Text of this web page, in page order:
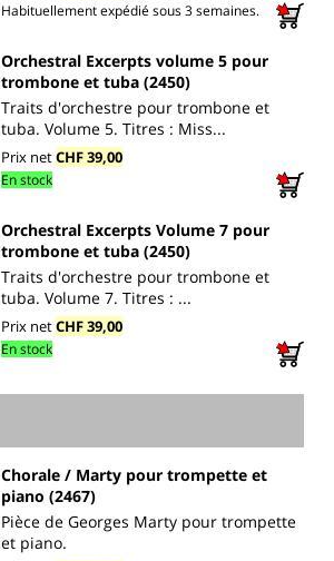
Habituellement expédié sous 3 semaines.
Orchestral Excerpts volume 5 pour
trombone et tuba (2450)
Traits d'orchestre pour trombone et
tuba. Volume 5. Titres : Miss...
Prix netCHF 39,00
En stock
Orchestral Excerpts Volume 7 pour
trombone et tuba (2450)
Traits d'orchestre pour trombone et
tuba. Volume 7. Titres : ...
Prix netCHF 39,00
En stock
Chorale / Marty pour trompette et
piano (2467)
Pièce de Georges Marty pour trompette
et piano.